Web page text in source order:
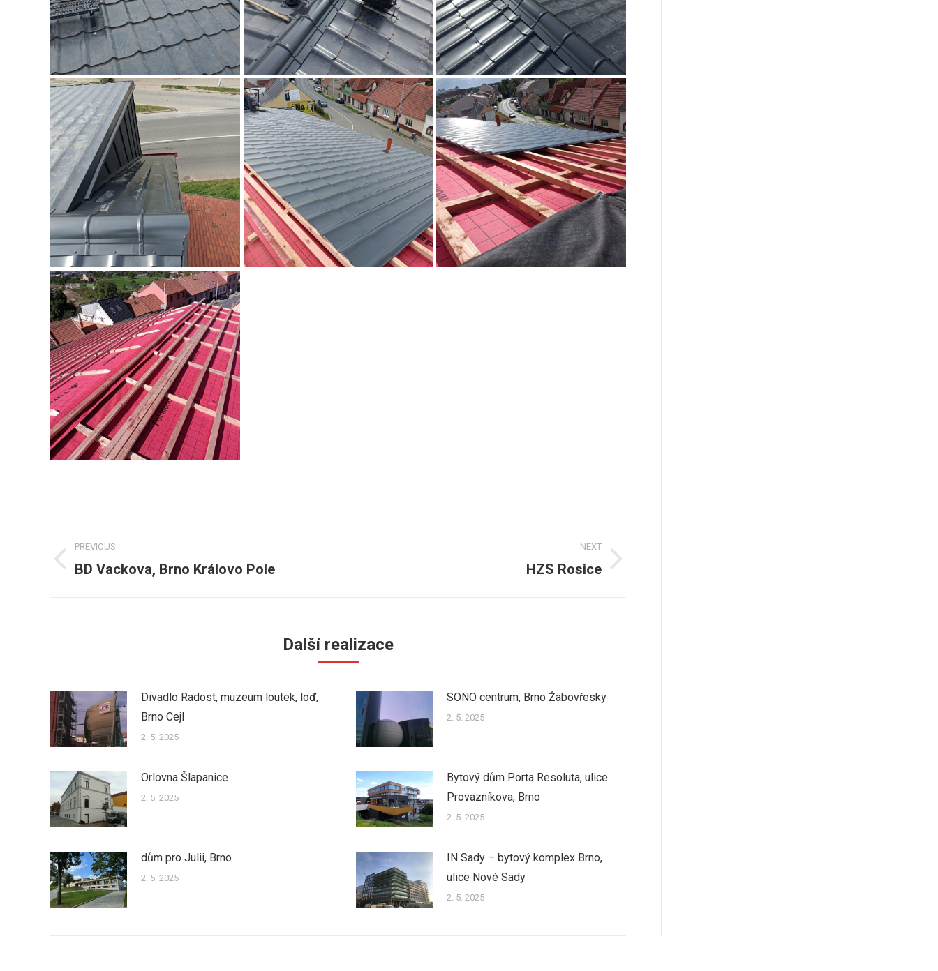
navigation
PREVIOUS
Previous
BD Vackova, Brno Královo Pole
NEXT
HZS Rosice
Další realizace
Divadlo Radost, muzeum loutek, loď,
Brno Cejl
2. 5. 2025
SONO centrum, Brno Žabovřesky
2. 5. 2025
Orlovna Šlapanice
2. 5. 2025
Bytový dům Porta Resoluta, ulice
Provazníkova, Brno
2. 5. 2025
dům pro Julii, Brno
2. 5. 2025
IN Sady – bytový komplex Brno,
ulice Nové Sady
2. 5. 2025